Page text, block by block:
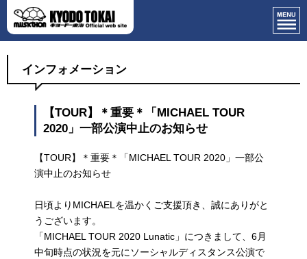
インフォメーション
【TOUR】＊重要＊「MICHAEL TOUR
2020」一部公演中止のお知らせ
【TOUR】＊重要＊「MICHAEL TOUR 2020」一部公
演中止のお知らせ
日頃よりMICHAELを温かくご支援頂き、誠にありがと
うございます。
「MICHAEL TOUR 2020 Lunatic」につきまして、6月
中旬時点の状況を元にソーシャルディスタンス公演で